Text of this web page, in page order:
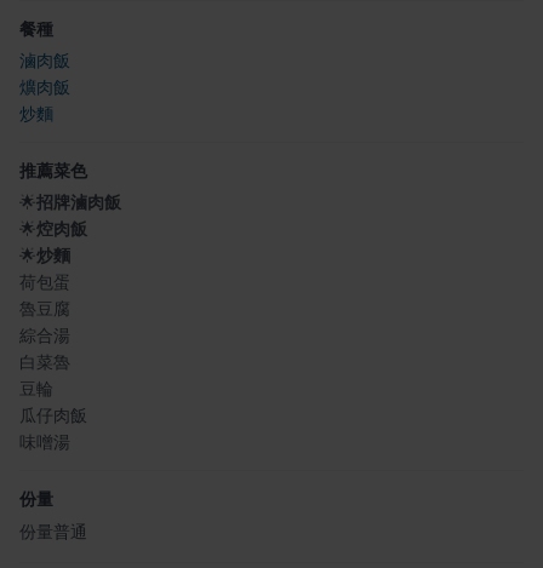
餐種
滷肉飯
爌肉飯
炒麵
推薦菜色
🌟招牌滷肉飯
🌟焢肉飯
🌟炒麵
荷包蛋
魯豆腐
綜合湯
白菜魯
豆輪
瓜仔肉飯
味噌湯
份量
份量普通